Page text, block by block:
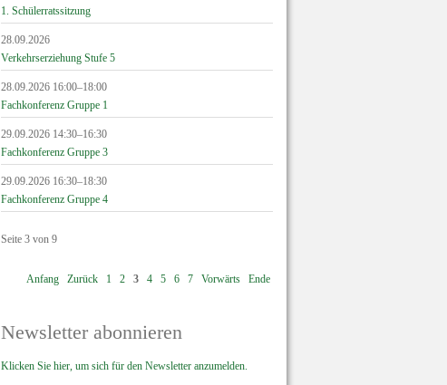
1. Schülerratssitzung
28.09.2026
Verkehrserziehung Stufe 5
28.09.2026 16:00–18:00
Fachkonferenz Gruppe 1
29.09.2026 14:30–16:30
Fachkonferenz Gruppe 3
29.09.2026 16:30–18:30
Fachkonferenz Gruppe 4
Seite 3 von 9
Anfang Zurück 1 2 3 4 5 6 7 Vorwärts Ende
Newsletter abonnieren
Klicken Sie hier, um sich für den Newsletter anzumelden.